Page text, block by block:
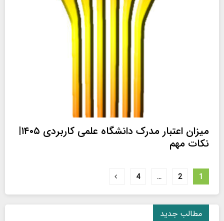
میزان اعتبار مدرک دانشگاه علمی کاربردی ۱۴۰۵|
نکات مهم
صفحه‌بندی
نوشته‌ها
1
2
…
4
مطالب جدید